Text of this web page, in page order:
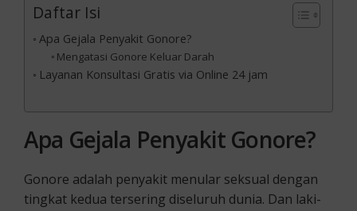
Daftar Isi
Apa Gejala Penyakit Gonore?
Mengatasi Gonore Keluar Darah
Layanan Konsultasi Gratis via Online 24 jam
Apa Gejala Penyakit Gonore?
Gonore adalah penyakit menular seksual dengan
tingkat kedua tersering diseluruh dunia. Dan laki-